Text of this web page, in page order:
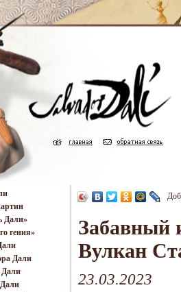
Дали»
гения»
Дали
Дали
Забавный
Вулкан
23.03.2023